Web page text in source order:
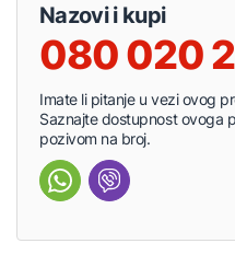
Nazovi i kupi
080 020
Imate li pitanje u vezi ovog
Saznajte dostupnost ovoga
pozivom na broj.